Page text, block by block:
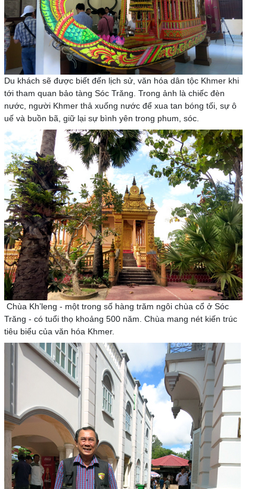
Du khách sẽ được biết đến lịch sử, văn hóa dân tộc Khmer khi
tới tham quan bảo tàng Sóc Trăng. Trong ảnh là chiếc đèn
nước, người Khmer thả xuống nước để xua tan bóng tối, sự ô
uế và buồn bã, giữ lại sự bình yên trong phum, sóc.
Chùa Kh’leng - một trong số hàng trăm ngôi chùa cổ ở Sóc
Trăng - có tuổi thọ khoảng 500 năm. Chùa mang nét kiến trúc
tiêu biểu của văn hóa Khmer.